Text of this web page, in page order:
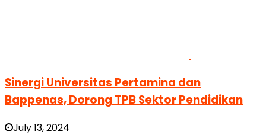
Sinergi Universitas Pertamina dan
Bappenas, Dorong TPB Sektor Pendidikan
July 13, 2024